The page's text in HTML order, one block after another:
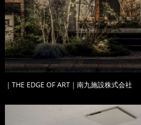
｜THE EDGE OF ART｜南九施設株式会社